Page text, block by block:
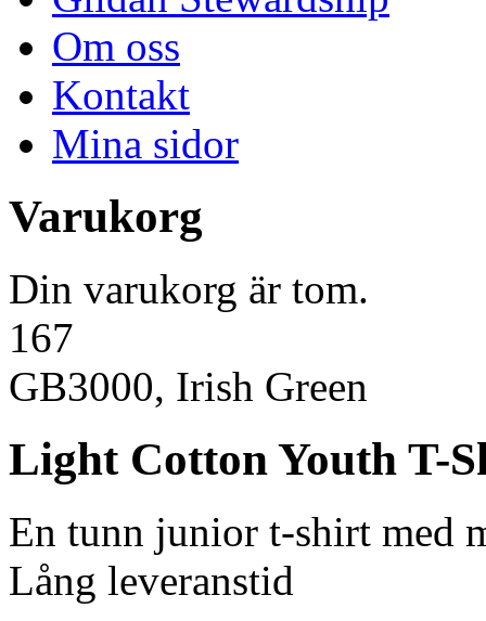
Om oss
Kontakt
Mina sidor
Varukorg
Din varukorg är tom.
167
GB3000, Irish Green
Light Cotton Youth T-
En tunn junior t-shirt med
Lång leveranstid